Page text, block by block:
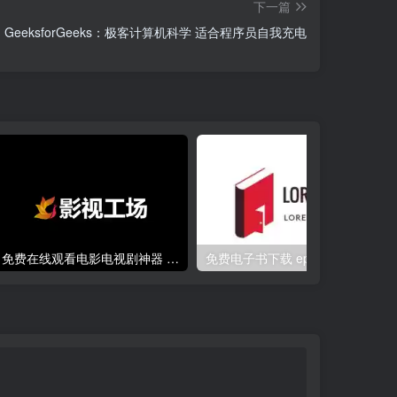
下一篇
GeeksforGeeks：极客计算机科学 适合程序员自我充电
免费在线观看电影电视剧神器 干净无广告：影视工场